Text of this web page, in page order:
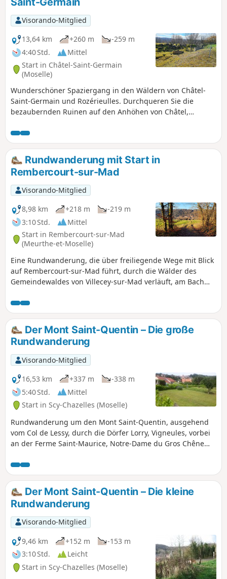
Visorando-Mitglied
13,64 km
+260 m
-259 m
4:40 Std.
Mittel
Start in Châtel-Saint-Germain
(Moselle)
Wunderschöner Spaziergang in den Wäldern von Châtel-
Saint-Germain und Rozérieulles. Durchqueren Sie die
bezaubernden Ruinen auf den Anhöhen von Châtel,
Festungsanlagen Jeanne d'Arc und François de Guise,
bewundern Sie die beeindruckende Buche „Hêtre des
Batailles” und einige Gräber aus dem Krieg von 1870.
Rundwanderung mit Start in
Rembercourt-sur-Mad
Visorando-Mitglied
8,98 km
+218 m
-219 m
3:10 Std.
Mittel
Start in Rembercourt-sur-Mad
(Meurthe-et-Moselle)
Eine Rundwanderung, die über freiliegende Wege mit Blick
auf Rembercourt-sur-Mad führt, durch die Wälder des
Gemeindewaldes von Villecey-sur-Mad verläuft, am Bach
Teiche, einen Teil des Weges Metz-Madine nutzt und an
ehemaligen unterirdischen Bunkeranlagen vorbeiführt.
Der Mont Saint-Quentin – Die große
Rundwanderung
Visorando-Mitglied
16,53 km
+337 m
-338 m
5:40 Std.
Mittel
Start in Scy-Chazelles (Moselle)
Rundwanderung um den Mont Saint-Quentin, ausgehend
vom Col de Lessy, durch die Dörfer Lorry, Vigneules, vorbei
an der Ferme Saint-Maurice, Notre-Dame du Gros Chêne
Der Mont Saint-Quentin – Die kleine
Rundwanderung
Visorando-Mitglied
9,46 km
+152 m
-153 m
3:10 Std.
Leicht
Start in Scy-Chazelles (Moselle)